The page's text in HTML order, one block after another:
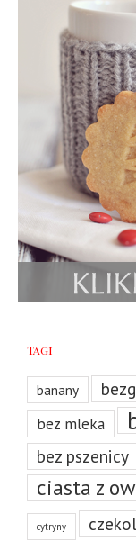
Tagi
banany
bez mleka
bez pszenicy
ciasta z
cytryny